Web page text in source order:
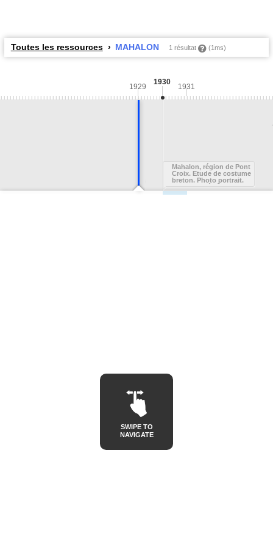
Toutes les ressources MAHALON 1 résultat (1ms)
SWIPE TO
NAVIGATE
Mahalon, région de Pont
Croix. Etude de costume
breton. Photo portrait.
Un paysan âgé en tenue
bretonne, tenant une
1930
1929 1931